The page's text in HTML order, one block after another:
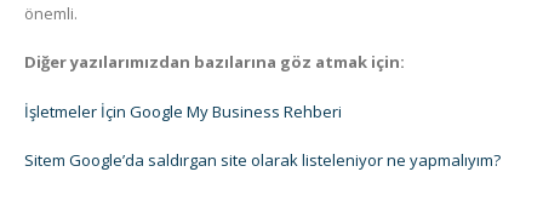
önemli.
Diğer yazılarımızdan bazılarına göz atmak için:
İşletmeler İçin Google My Business Rehberi
Sitem Google’da saldırgan site olarak listeleniyor ne yapmalıyım?